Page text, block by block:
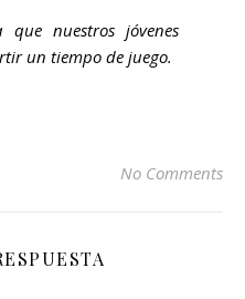
que nuestros jóvenes
un tiempo de juego.
No Comments